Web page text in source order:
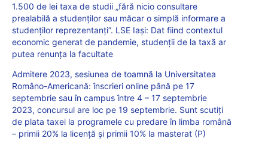
1.500 de lei taxa de studii „fără nicio consultare
prealabilă a studenților sau măcar o simplă informare a
studenților reprezentanți”. LSE Iași: Dat fiind contextul
economic generat de pandemie, studenții de la taxă ar
putea renunța la facultate
Admitere 2023, sesiunea de toamnă la Universitatea
Româno-Americană: înscrieri online până pe 17
septembrie sau în campus între 4 – 17 septembrie
2023, concursul are loc pe 19 septembrie. Sunt scutiți
de plata taxei la programele cu predare în limba română
– primii 20% la licență și primii 10% la masterat (P)